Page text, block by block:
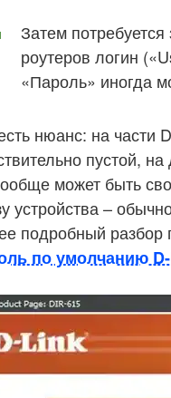
Затем
роутеров логин
«Пароль» иногда
нюанс: на части
пустой,
может быть
устройства –
подробный разбор
по умолчанию